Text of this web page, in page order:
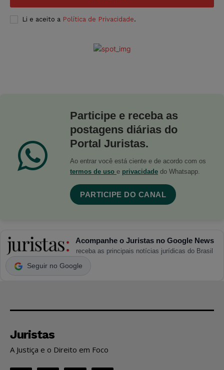
Li e aceito a Política de Privacidade.
Participe e receba as
postagens diárias do
Portal Juristas.
Ao entrar você está ciente e de acordo com os
termos de uso e privacidade do Whatsapp.
PARTICIPE DO CANAL
Acompanhe o Juristas no Google News
receba as principais notícias jurídicas do Brasil
Seguir no Google
Juristas
A Justiça e o Direito em Foco